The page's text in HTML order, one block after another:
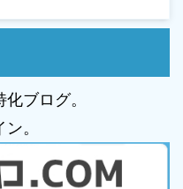
ブログ。
。